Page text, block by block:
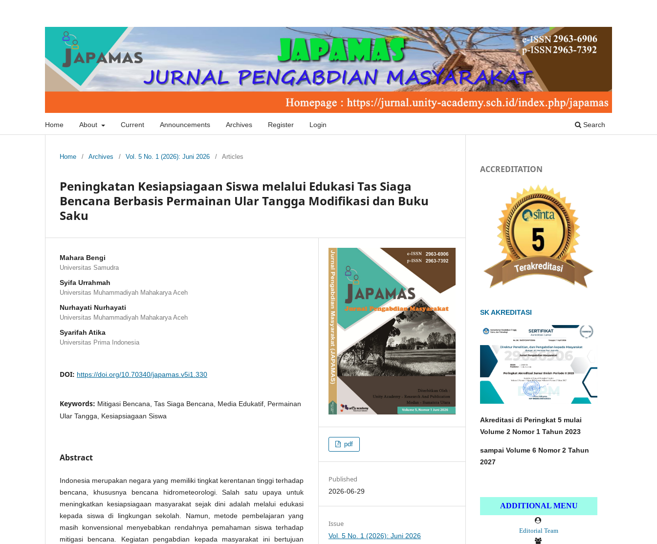
Home About Current Announcements Archives Register Login Search
Home / Archives / Vol. 5 No. 1 (2026): Juni 2026 / Articles
Peningkatan Kesiapsiagaan Siswa melalui Edukasi Tas Siaga
Bencana Berbasis Permainan Ular Tangga Modifikasi dan Buku
Saku
Mahara Bengi
Universitas Samudra
Syifa Urrahmah
Universitas Muhammadiyah Mahakarya Aceh
Nurhayati Nurhayati
Universitas Muhammadiyah Mahakarya Aceh
Syarifah Atika
Universitas Prima Indonesia
DOI: https://doi.org/10.70340/japamas.v5i1.330
Keywords: Mitigasi Bencana, Tas Siaga Bencana, Media Edukatif, Permainan
Ular Tangga, Kesiapsiagaan Siswa
Abstract
Indonesia merupakan negara yang memiliki tingkat kerentanan tinggi terhadap
bencana, khususnya bencana hidrometeorologi. Salah satu upaya untuk
meningkatkan kesiapsiagaan masyarakat sejak dini adalah melalui edukasi
kepada siswa di lingkungan sekolah. Namun, metode pembelajaran yang
masih konvensional menyebabkan rendahnya pemahaman siswa terhadap
mitigasi bencana. Kegiatan pengabdian kepada masyarakat ini bertujuan
pdf
Published
2026-06-29
Issue
Vol. 5 No. 1 (2026): Juni 2026
ACCREDITATION
SK AKREDITASI
Akreditasi di Peringkat 5 mulai
Volume 2 Nomor 1 Tahun 2023
sampai Volume 6 Nomor 2 Tahun
2027
ADDITIONAL MENU
Editorial Team